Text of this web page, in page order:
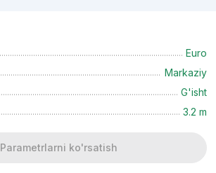
Euro
Markaziy
G'isht
3.2 m
Parametrlarni ko'rsatish